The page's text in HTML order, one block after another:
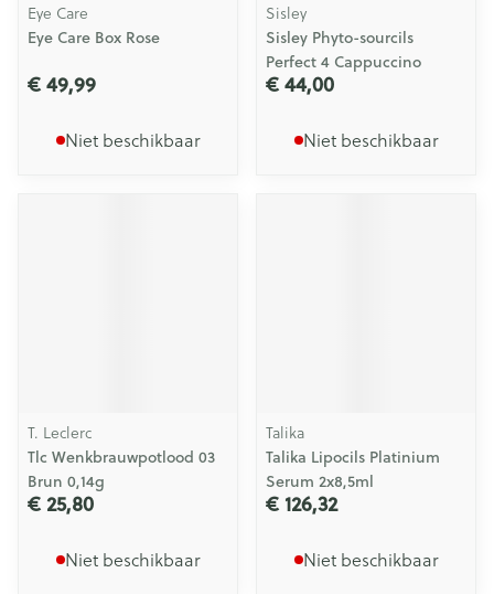
Eye Care
Eye Care Box Rose
€ 49,99
Niet beschikbaar
Sisley
Sisley Phyto-sourcils
Perfect 4 Cappuccino
€ 44,00
Niet beschikbaar
T. Leclerc
Tlc Wenkbrauwpotlood 03
Brun 0,14g
€ 25,80
Niet beschikbaar
Talika
Talika Lipocils Platinium
Serum 2x8,5ml
€ 126,32
Niet beschikbaar